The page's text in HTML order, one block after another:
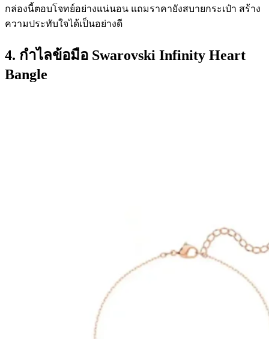
กล่องนี้ตอบโจทย์อย่างแน่นอน แถมราคายังสบายกระเป๋า สร้าง
ความประทับใจได้เป็นอย่างดี
4. กำไลข้อมือ Swarovski Infinity Heart
Bangle